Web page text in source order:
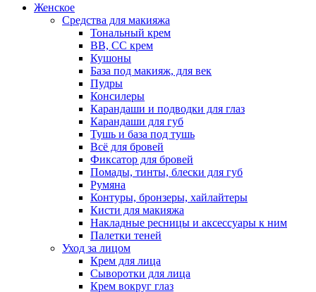
Женское
Средства для макияжа
Тональный крем
BB, CC крем
Кушоны
База под макияж, для век
Пудры
Консилеры
Карандаши и подводки для глаз
Карандаши для губ
Тушь и база под тушь
Всё для бровей
Фиксатор для бровей
Помады, тинты, блески для губ
Румяна
Контуры, бронзеры, хайлайтеры
Кисти для макияжа
Накладные ресницы и аксессуары к ним
Палетки теней
Уход за лицом
Крем для лица
Сыворотки для лица
Крем вокруг глаз